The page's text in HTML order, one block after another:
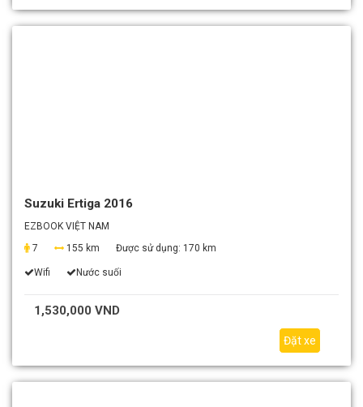
Suzuki Ertiga 2016
EZBOOK VIỆT NAM
7
155 km Được sử dụng: 170 km
Wifi Nước suối
1,530,000 VND
Đặt xe